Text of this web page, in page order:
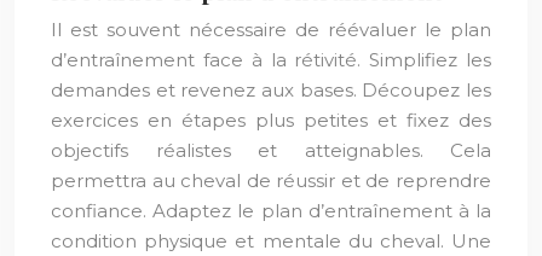
Il est souvent nécessaire de réévaluer le plan
d’entraînement face à la rétivité. Simplifiez les
demandes et revenez aux bases. Découpez les
exercices en étapes plus petites et fixez des
objectifs réalistes et atteignables. Cela
permettra au cheval de réussir et de reprendre
confiance. Adaptez le plan d’entraînement à la
condition physique et mentale du cheval. Une